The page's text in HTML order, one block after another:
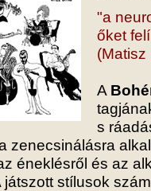
"a
őket
(Matisz
A
s
zenecsinálásra
éneklésről és az
játszott stílusok